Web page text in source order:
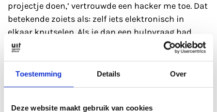
Toestemming Details Over
Deze website maakt gebruik van cookies
projectje doen,’ vertrouwde een hacker me toe. Dat
betekende zoiets als: zelf iets elektronisch in
elkaar knutselen. Als je dan een hulpvraag had,
wilde elke hacker met je praten.
Trumps Twitteraccount